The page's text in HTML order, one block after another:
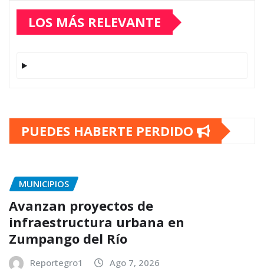
LOS MÁS RELEVANTE
PUEDES HABERTE PERDIDO
MUNICIPIOS
Avanzan proyectos de
infraestructura urbana en
Zumpango del Río
Reportegro1 Ago 7, 2026